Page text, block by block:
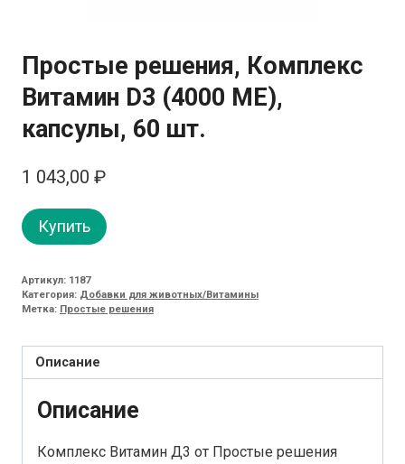
Простые решения, Комплекс
Витамин D3 (4000 МЕ),
капсулы, 60 шт.
1 043,00 ₽
Купить
Артикул: 1187
Категория: Добавки для животных/Витамины
Метка: Простые решения
Описание
Описание
Комплекс Витамин Д3 от Простые решения